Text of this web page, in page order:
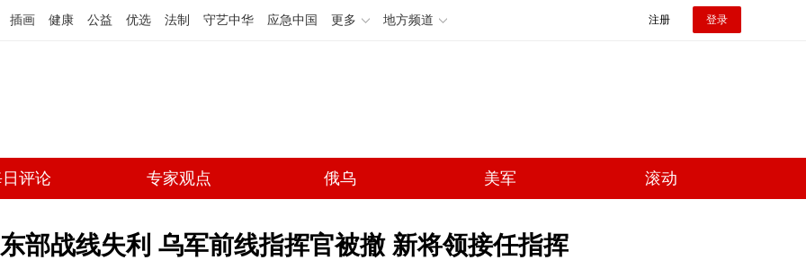
插画 健康 公益 优选 法制 守艺中华 应急中国 更多 地方频道 注册 登录
评论 专家观点 俄乌 美军 滚动
东部战线失利 乌军前线指挥官被撤 新将领接任指挥